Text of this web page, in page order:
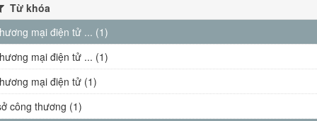
Từ khóa
mại điện tử ... (1)
mại điện tử ... (1)
mại điện tử (1)
công thương (1)